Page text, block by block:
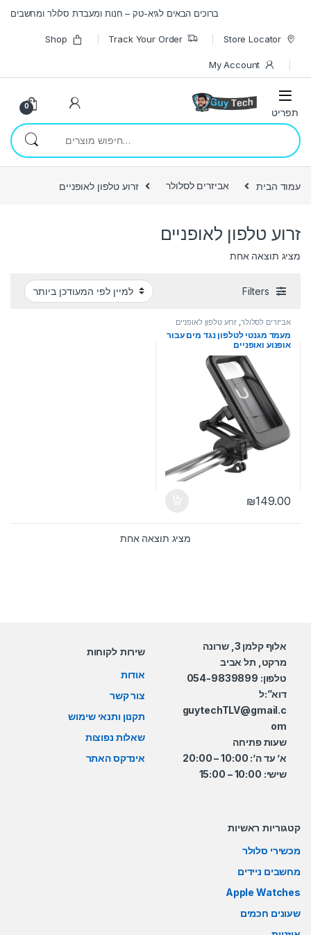
ברוכים הבאים לגיא-טק – חנות ומעבדת סלולר ומחשבים
Store Locator
Track Your Order
Shop
My Account
0
חיפוש עבור:
עמוד הבית אביזרים לסלולר זרוע טלפון לאופניים
זרוע טלפון לאופניים
מציג תוצאה אחת
Filters
אביזרים לסלולר, זרוע טלפון לאופניים
מעמד מגנטי לטלפון נגד מים עבור
אופנוע ואופניים
₪149.00
מציג תוצאה אחת
אלוף קלמן 3, שרונה
מרקט, תל אביב
טלפון: 054-9839899
דוא”:ל
guytechTLV@gmail.c
om
שעות פתיחה
א’ עד ה’: 10:00 – 20:00
שישי: 10:00 – 15:00
שירות לקוחות
אודות
צור קשר
תקנון ותנאי שימוש
שאלות נפוצות
אינדקס האתר
קטגוריות ראשיות
מכשירי סלולר
מחשבים ניידים
Apple Watches
שעונים חכמים